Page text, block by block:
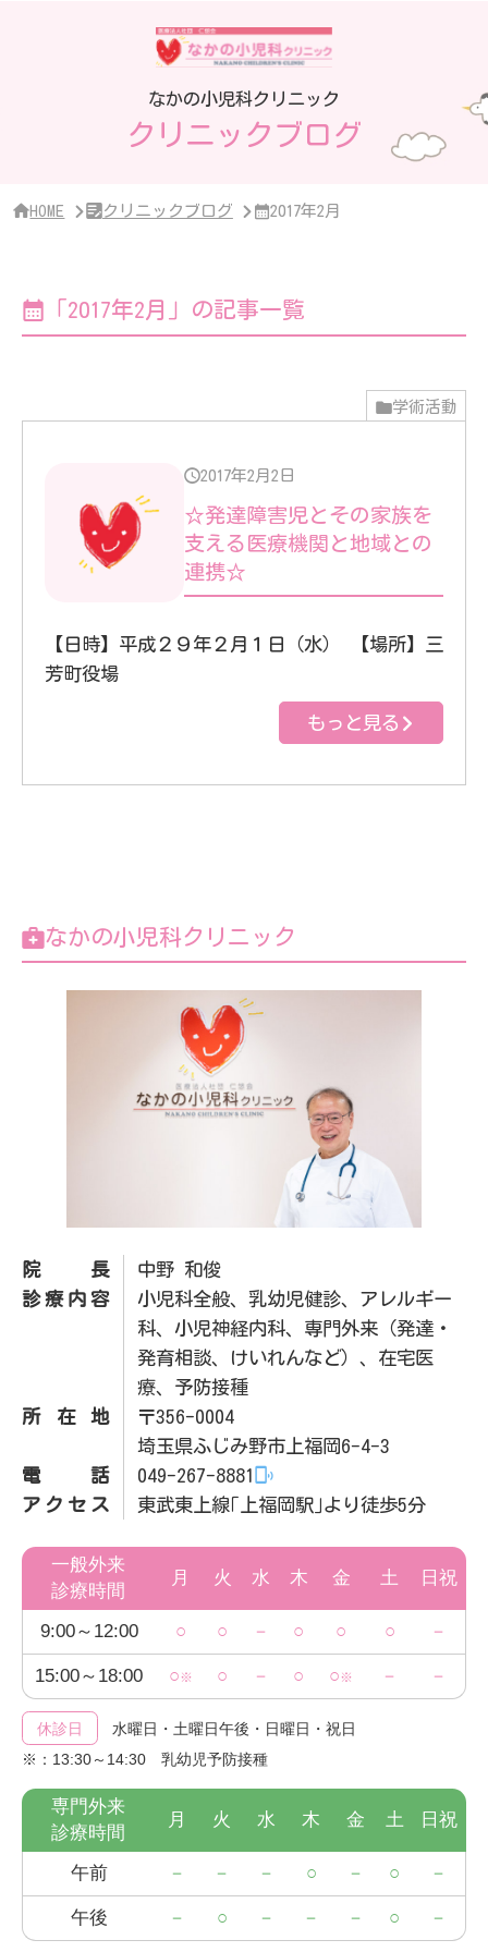
なかの小児科クリニック
クリニックブログ
HOME クリニックブログ 2017年2月
「2017年2月」の記事一覧
学術活動
2017年2月2日
☆発達障害児とその家族を
支える医療機関と地域との
連携☆
【日時】平成２９年２月１日（水） 【場所】三
芳町役場
もっと見る
なかの小児科クリニック
院長
中野 和俊
診療内容
小児科全般、乳幼児健診、アレルギー
科、小児神経内科、専門外来（発達・
発育相談、けいれんなど）、在宅医
療、予防接種
所在地
〒356-0004
埼玉県ふじみ野市上福岡6-4-3
電話
049-267-8881
アクセス
東武東上線｢上福岡駅｣より徒歩5分